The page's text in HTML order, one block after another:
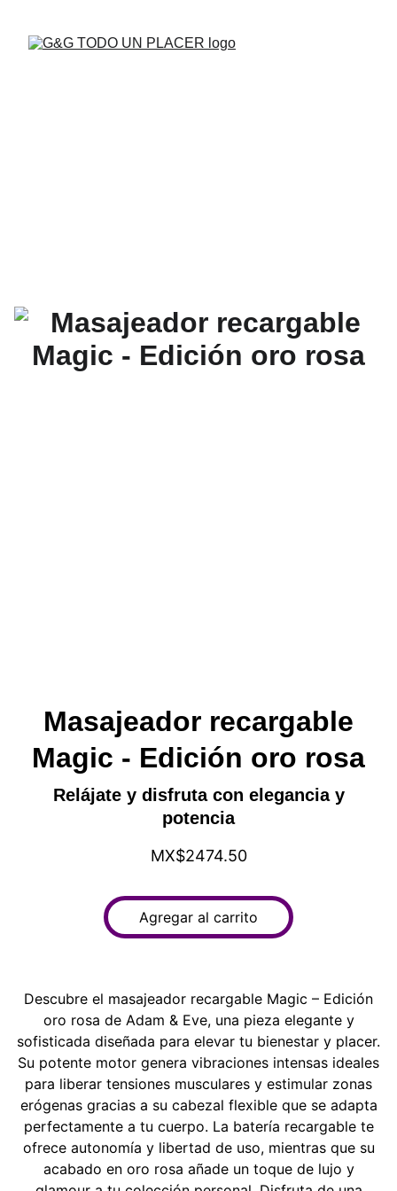
Masajeador recargable
Magic - Edición oro rosa
Relájate y disfruta con elegancia y
potencia
MX$2474.50
Agregar al carrito
Descubre el masajeador recargable Magic – Edición
oro rosa de Adam & Eve, una pieza elegante y
sofisticada diseñada para elevar tu bienestar y placer.
Su potente motor genera vibraciones intensas ideales
para liberar tensiones musculares y estimular zonas
erógenas gracias a su cabezal flexible que se adapta
perfectamente a tu cuerpo. La batería recargable te
ofrece autonomía y libertad de uso, mientras que su
acabado en oro rosa añade un toque de lujo y